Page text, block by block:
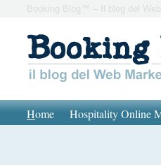
Booking Blog™ – Il blog del Web
Home Hospitality Online